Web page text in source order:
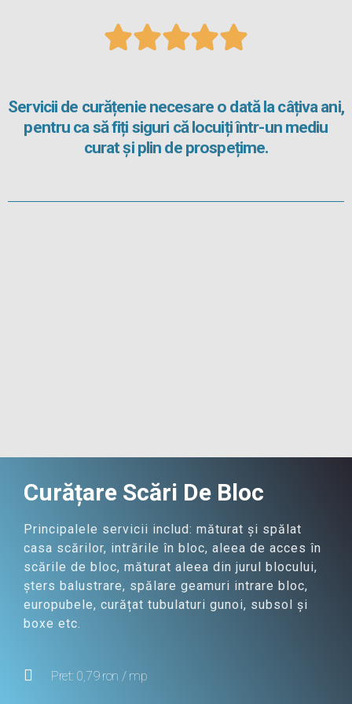

Servicii de curățenie necesare o dată la câțiva ani,
pentru ca să fiți siguri că locuiți într-un mediu
curat și plin de prospețime.
Curățare Scări De Bloc
Principalele servicii includ: măturat și spălat
casa scărilor, intrările în bloc, aleea de acces în
scările de bloc, măturat aleea din jurul blocului,
șters balustrare, spălare geamuri intrare bloc,
europubele, curățat tubulaturi gunoi, subsol și
boxe etc.
Pret: 0,79 ron / mp